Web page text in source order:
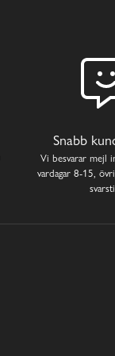
Snabb
Vi besvarar mejl
vardagar 8-15,